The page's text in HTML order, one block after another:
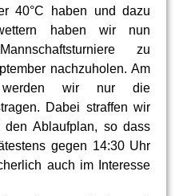
40°C haben und dazu
haben wir nun
zu
nachzuholen. Am
werden wir nur die
Dabei straffen wir
den Ablaufplan, so dass
gegen 14:30 Uhr
auch im Interesse